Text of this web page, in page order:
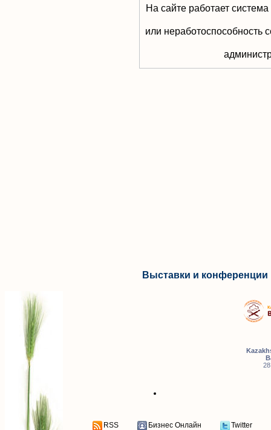
На сайте работает
или неработоспособность
Выставки и конференции
RSS Бизнес Онлайн Twitter